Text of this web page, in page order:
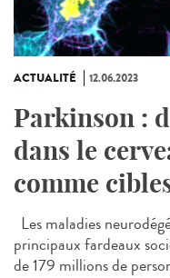
ACTUALITÉ 12.06.2023
Parkinson :
dans le
comme
Les maladies
principaux fardeaux
de 179 millions de